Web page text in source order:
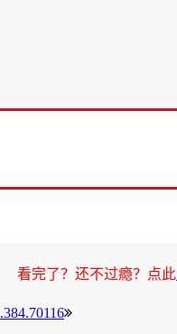
看完了？还不过瘾？点此